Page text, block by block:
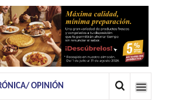
OPINIÓN